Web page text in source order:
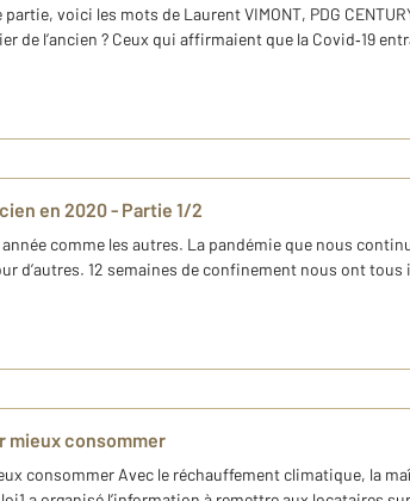
voici les mots de Laurent VIMONT, PDG
de l’ancien ? Ceux qui affirmaient que la Covid‐19
en 2020 - Partie 1/2
comme les autres. La pandémie que nous
d’autres. 12 semaines de confinement nous ont tous
mieux consommer
consommer Avec le réchauffement climatique, la